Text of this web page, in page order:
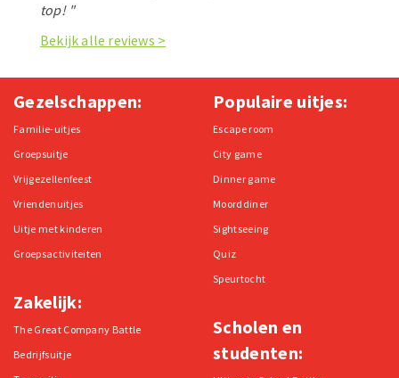
top! "
Bekijk alle reviews >
Gezelschappen:
Familie-uitjes
Groepsuitje
Vrijgezellenfeest
Vriendenuitjes
Uitje met kinderen
Groepsactiviteiten
Zakelijk:
The Great Company Battle
Bedrijfsuitje
Populaire uitjes:
Escape room
City game
Dinner game
Moorddiner
Sightseeing
Quiz
Speurtocht
Scholen en
studenten: